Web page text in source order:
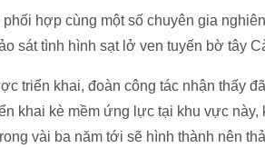
hợp cùng một số chuyên gia
sát tình hình sạt lở ven tuyến bờ tây
triển khai, đoàn công tác nhận thấy
khai kè mềm ứng lực tại khu vực này,
vài ba năm tới sẽ hình thành nên